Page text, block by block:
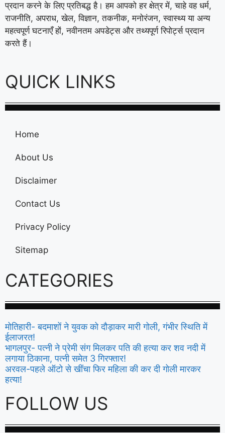
प्रदान करने के लिए प्रतिबद्ध है। हम आपको हर क्षेत्र में, चाहे वह धर्म,
राजनीति, अपराध, खेल, विज्ञान, तकनीक, मनोरंजन, स्वास्थ्य या अन्य
महत्वपूर्ण घटनाएँ हों, नवीनतम अपडेट्स और तथ्यपूर्ण रिपोर्ट्स प्रदान
करते हैं।
QUICK LINKS
Home
About Us
Disclaimer
Contact Us
Privacy Policy
Sitemap
CATEGORIES
मोतिहारी- बदमाशों ने युवक को दौड़ाकर मारी गोली, गंभीर स्थिति में
ईलाजरत!
भागलपुर- पत्नी ने प्रेमी संग मिलकर पति की हत्या कर शव नदी में
लगाया ठिकाना, पत्नी समेत 3 गिरफ्तार!
अरवल-पहले ऑटो से खींचा फिर महिला की कर दी गोली मारकर
हत्या!
FOLLOW US